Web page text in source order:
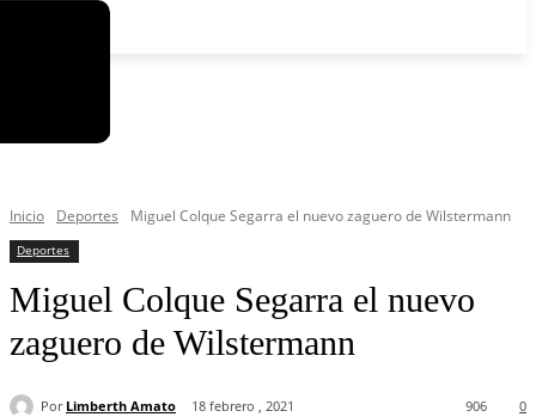
Inicio Deportes Miguel Colque Segarra el nuevo zaguero de Wilstermann
Deportes
Miguel Colque Segarra el nuevo
zaguero de Wilstermann
Por Limberth Amato 18 febrero , 2021 0
906